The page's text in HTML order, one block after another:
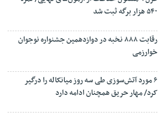
۵۴۰ هزار برگه ثبت شد
رقابت ۸۸۸ نخبه در دوازدهمین جشنواره نوجوان
خوارزمی
۶ مورد آتش‌سوزی طی سه روز میانکاله را درگیر
کرد/ مهار حریق همچنان ادامه دارد